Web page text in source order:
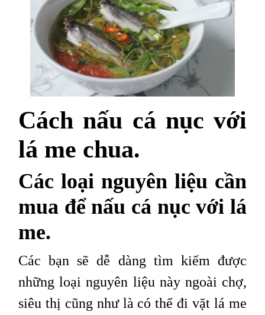
Cách nấu cá nục với
lá me chua.
Các loại nguyên liệu cần
mua để nấu cá nục với lá
me.
Các bạn sẽ dễ dàng tìm kiếm được
những loại nguyên liệu này ngoài chợ,
siêu thị cũng như là có thể đi vặt lá me